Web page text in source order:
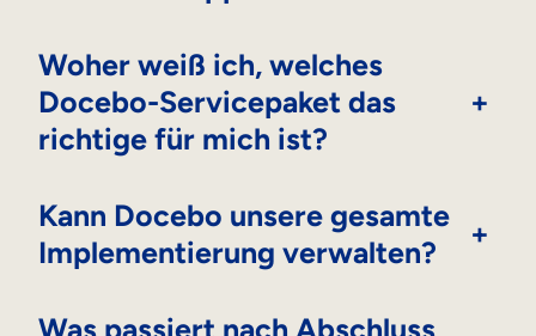
Woher weiß ich, welches
Docebo-Servicepaket das
richtige für mich ist?
+
Kann Docebo unsere gesamte
Implementierung verwalten?
+
Was passiert nach Abschluss